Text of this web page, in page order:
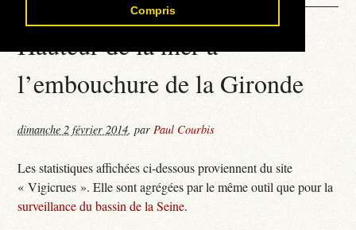
Compris
Hauteur de la mer à
l’embouchure de la Gironde
dimanche 2 février 2014,parPaul Courbis
Les statistiques affichées ci-dessous proviennent du site
« Vigicrues ». Elle sont agrégées par le même outil que pour la
surveillance du bassin de la Seine.